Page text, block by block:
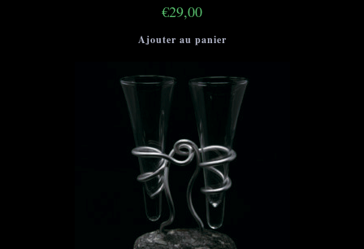
€29,00
Ajouter au panier